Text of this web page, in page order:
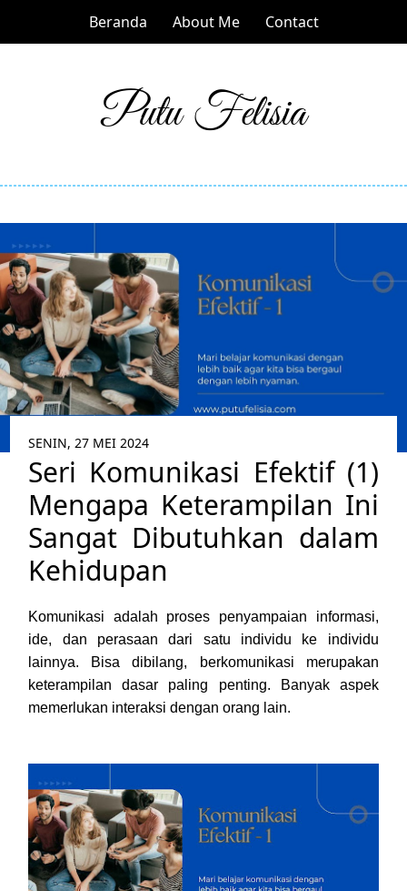
Beranda About Me Contact
Putu Felisia
SENIN, 27 MEI 2024
Seri Komunikasi Efektif (1)
Mengapa Keterampilan Ini
Sangat Dibutuhkan dalam
Kehidupan
Komunikasi adalah proses penyampaian informasi,
ide, dan perasaan dari satu individu ke individu
lainnya. Bisa dibilang, berkomunikasi merupakan
keterampilan dasar paling penting. Banyak aspek
memerlukan interaksi dengan orang lain.